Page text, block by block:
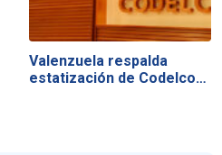
Valenzuela respalda
estatización de Codelco…